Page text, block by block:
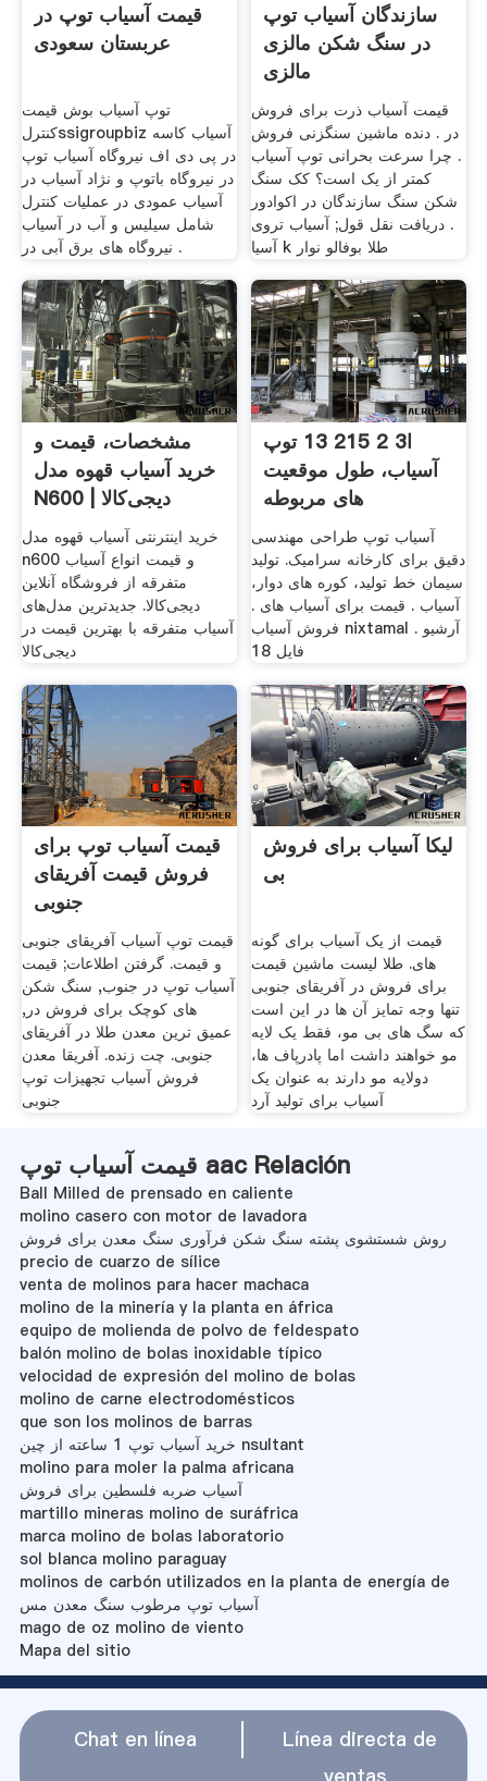
قیمت آسیاب توپ در
عربستان سعودی
توپ آسیاب بوش قیمت
کنترلssigroupbiz آسیاب کاسه
در پی دی اف نیروگاه آسیاب توپ
در نیروگاه باتوپ و نژاد آسیاب در
آسیاب عمودی در عملیات کنترل
شامل سیلیس و آب در آسیاب
نیروگاه های برق آبی در .
سازندگان آسیاب توپ
در سنگ شکن مالزی
مالزی
Brownlenoxkkco Uk
قیمت آسیاب ذرت برای فروش
در . دنده ماشین سنگزنی فروش
. چرا سرعت بحرانی توپ آسیاب
کمتر از یک است؟ کک سنگ
شکن سنگ سازندگان در اکوادور
. دریافت نقل قول; آسیاب تروی
آسیا k طلا بوفالو نوار
مشخصات، قیمت و
خرید آسیاب قهوه مدل
N600 | دیجی‌کالا
خرید اینترنتی آسیاب قهوه مدل
n600 و قیمت انواع آسیاب
متفرقه از فروشگاه آنلاین
دیجی‌کالا. جدیدترین مدل‌های
آسیاب متفرقه با بهترین قیمت در
دیجی‌کالا
ا3 2 215 13 توپ
آسیاب، طول موقعیت
های مربوطه
آسیاب توپ طراحی مهندسی
دقیق برای کارخانه سرامیک. تولید
سیمان خط تولید، کوره های دوار،
آسیاب . قیمت برای آسیاب های .
فروش آسیاب nixtamal . آرشیو
فایل 18
قیمت آسیاب توپ برای
فروش قیمت آفریقای
جنوبی
قیمت توپ آسیاب آفریقای جنوبی
و قیمت. گرفتن اطلاعات; قیمت
آسیاب توپ در جنوب, سنگ شکن
های کوچک برای فروش در,
عمیق ترین معدن طلا در آفریقای
جنوبی. چت زنده. آفریقا معدن
فروش آسیاب تجهیزات توپ
جنوبی
لیکا آسیاب برای فروش
بی
قیمت از یک آسیاب برای گونه
های. طلا لیست ماشین قیمت
برای فروش در آفریقای جنوبی
تنها وجه تمایز آن ها در این است
که سگ های بی مو، فقط یک لایه
مو خواهند داشت اما پادرپاف ها،
دولایه مو دارند به عنوان یک
آسیاب برای تولید آرد
قیمت آسیاب توپ aac Relación
Ball Milled de prensado en caliente
molino casero con motor de lavadora
روش شستشوی پشته سنگ شکن فرآوری سنگ معدن برای فروش
precio de cuarzo de sílice
venta de molinos para hacer machaca
molino de la minería y la planta en áfrica
equipo de molienda de polvo de feldespato
balón molino de bolas inoxidable típico
velocidad de expresión del molino de bolas
molino de carne electrodomésticos
que son los molinos de barras
خرید آسیاب توپ 1 ساعته از چین nsultant
molino para moler la palma africana
آسیاب ضربه فلسطین برای فروش
martillo mineras molino de suráfrica
marca molino de bolas laboratorio
sol blanca molino paraguay
molinos de carbón utilizados en la planta de energía de
آسیاب توپ مرطوب سنگ معدن مس
mago de oz molino de viento
Mapa del sitio
Chat en línea
Línea directa de